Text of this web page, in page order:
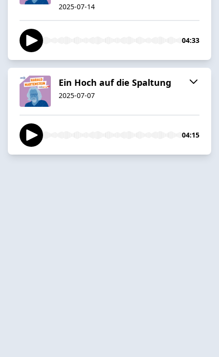
2025-07-14
04:33
Ein Hoch auf die Spaltung
2025-07-07
04:15